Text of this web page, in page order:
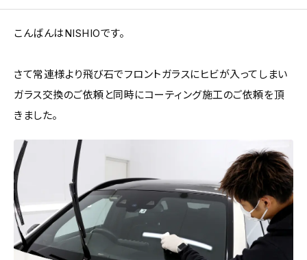
こんばんはNISHIOです。
さて常連様より飛び石でフロントガラスにヒビが入ってしまい
ガラス交換のご依頼と同時にコーティング施工のご依頼を頂
きました。